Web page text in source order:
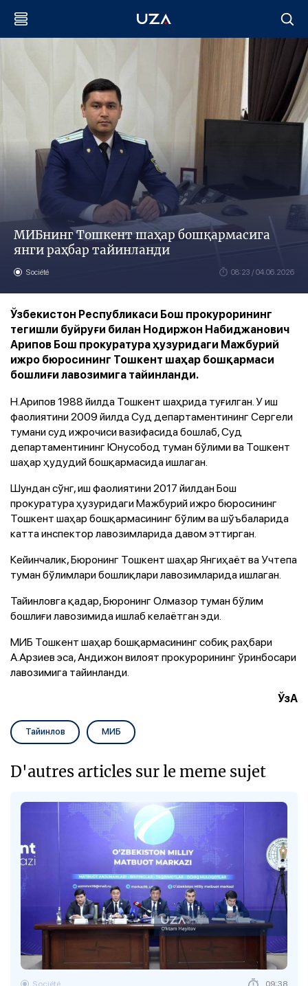
МИБнинг Тошкент шаҳар бошқармасига
янги раҳбар тайинланди
Société 08:23 / 04.06.2026
Ўзбекистон Республикаси Бош прокурорининг
тегишли буйруғи билан Нодиржон Набиджанович
Арипов Бош прокуратура ҳузуридаги Мажбурий
ижро бюросининг Тошкент шаҳар бошқармаси
бошлиғи лавозимига тайинланди.
Н.Арипов 1988 йилда Тошкент шаҳрида туғилган. У иш
фаолиятини 2009 йилда Суд департаментининг Сергели
тумани суд ижрочиси вазифасида бошлаб, Суд
департаментининг Юнусобод туман бўлими ва Тошкент
шаҳар ҳудудий бошқармасида ишлаган.
Шундан сўнг, иш фаолиятини 2017 йилдан Бош
прокуратура ҳузуридаги Мажбурий ижро бюросининг
Тошкент шаҳар бошқармасининг бўлим ва шўъбаларида
катта инспектор лавозимларида давом эттирган.
Кейинчалик, Бюронинг Тошкент шаҳар Янгиҳаёт ва Учтепа
туман бўлимлари бошлиқлари лавозимларида ишлаган.
Тайинловга қадар, Бюронинг Олмазор туман бўлим
бошлиғи лавозимида ишлаб келаётган эди.
МИБ Тошкент шаҳар бошқармасининг собиқ раҳбари
А.Арзиев эса, Андижон вилоят прокурорининг ўринбосари
лавозимига тайинланди.
ЎзА
Тайинлов МИБ
D'autres articles sur le meme sujet